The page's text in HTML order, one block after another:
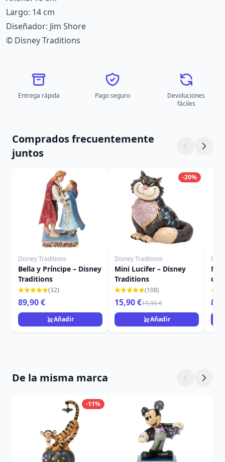
Largo: 14 cm
Diseñador: Jim Shore
© Disney Traditions
Entrega rápida Pago seguro
Devoluciones
fáciles
Comprados frecuentemente
juntos
Disney Traditions
Bella y Príncipe – Disney
Traditions
(32)
89,90 €
Añadir
-20%
Disney Traditions
Mini Lucifer – Disney
Traditions
(108)
15,90 €19,90 €
Añadir
de
De la misma marca
-11%